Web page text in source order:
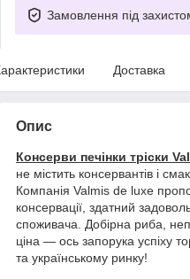
Замовлення під
Доставка
Опис
Консерви печінки тріски
не містить консервантів і
Компанія Valmis de luxe
консервації, здатний
споживача. Добірна риба,
ціна — ось запорука успіху
та українському ринку!